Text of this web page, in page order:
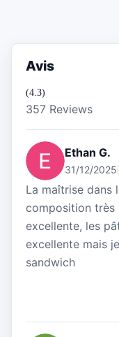
Avis
(4.3)
357 Reviews
Ethan G.
31/12/2025
La maîtrise dans
composition très
excellente, les
excellente mais
sandwich